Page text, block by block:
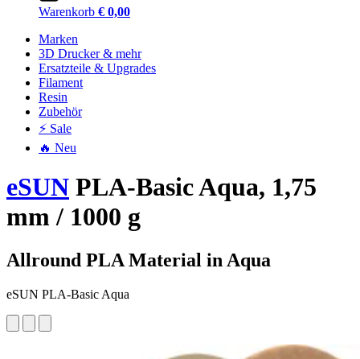
Warenkorb € 0,00
Marken
3D Drucker & mehr
Ersatzteile & Upgrades
Filament
Resin
Zubehör
⚡ Sale
🔥 Neu
eSUN PLA-Basic Aqua, 1,75
mm / 1000 g
Allround PLA Material in Aqua
eSUN PLA-Basic Aqua